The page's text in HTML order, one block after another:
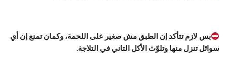
بس لازم تتأكد إن الطبق مش صغير على اللحمة، وكمان تمنع إن أي
سوائل تنزل منها وتلوّث الأكل التاني في التلاجة.